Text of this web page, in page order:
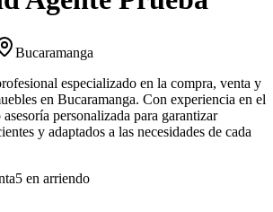
Bucaramanga
especializado en la compra, venta y
en Bucaramanga. Con experiencia en el
personalizada para garantizar
y adaptados a las necesidades de cada
5 en arriendo